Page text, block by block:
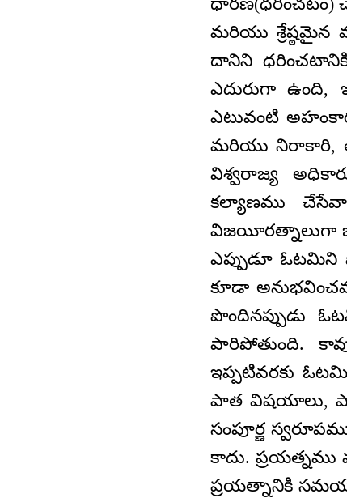
మరియు శ్రేష్ఠమైన
దానిని ధరించటానికి
ఎదురుగా ఉంది,
ఎటువంటి
మరియు నిరాకారి,
విశ్వరాజ్య
కల్యాణము
విజయీరత్నాలుగా
ఎప్పుడూ
కూడా
పొందినప్పుడు
పారిపోతుంది.
ఇప్పటివరకు
పాత విషయాలు, పాత
సంపూర్ణ
కాదు. ప్రయత్నము
ప్రయత్నానికి